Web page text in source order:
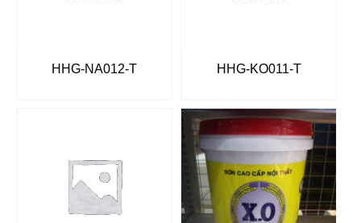
HHG-NA012-T HHG-KO011-T